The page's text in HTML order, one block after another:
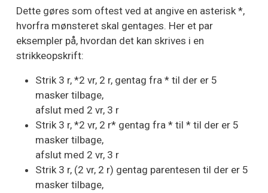
Dette gøres som oftest ved at angive en asterisk *,
hvorfra mønsteret skal gentages. Her et par
eksempler på, hvordan det kan skrives i en
strikkeopskrift:
Strik 3 r, *2 vr, 2 r, gentag fra * til der er 5
masker tilbage,
afslut med 2 vr, 3 r
Strik 3 r, *2 vr, 2 r* gentag fra * til * til der er 5
masker tilbage,
afslut med 2 vr, 3 r
Strik 3 r, (2 vr, 2 r) gentag parentesen til der er 5
masker tilbage,